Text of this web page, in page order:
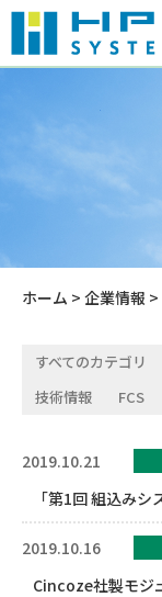
ホーム > 企業情報
すべてのカテゴリ
技術情報
FCS
2019.10.21
「第1回 組込み
2019.10.16
Cincoze社製モジ